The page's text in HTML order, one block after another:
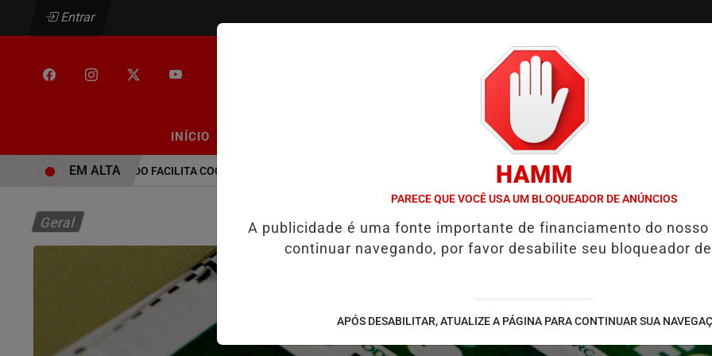
Entrar
INÍCIO COLUNAS / EMPREGOS
PEC NO SENADO FACILITA COOPTAÇÃO DO BANCO CENTRAL, DIZEM ECONOMISTAS LULA ANUNCIA TERESA LEITÃO COMO
EM ALTA
Geral
HAMM
PARECE QUE VOCÊ USA UM BLOQUEADOR DE ANÚNCIOS
A publicidade é uma fonte importante de financiamento do nosso
continuar navegando, por favor desabilite seu bloqueador
APÓS DESABILITAR, ATUALIZE A PÁGINA PARA CONTINUAR SUA